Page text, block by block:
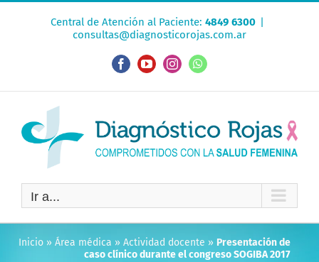
Central de Atención al Paciente: 4849 6300 |
consultas@diagnosticorojas.com.ar
FacebookYouTubeInstagramWhatsApp
Ir a...
Inicio » Área médica » Actividad docente » Presentación de
caso clínico durante el congreso SOGIBA 2017